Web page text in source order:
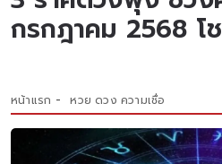
กรกฎาคม 2568 โ
หน้าแรก หวย ดวง ความเชื่อ